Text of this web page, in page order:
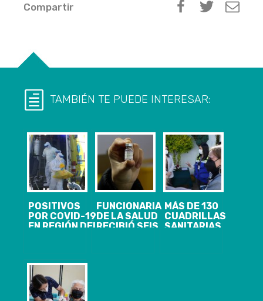
Compartir
TAMBIÉN TE PUEDE INTERESAR:
POSITIVOS
POR COVID-19
EN REGIÓN DEL
PRIMER
FALLECIDO
FUNCIONARIA
DE LA SALUD
RECIBIÓ SEIS
MÁS DE 130
CUADRILLAS
SANITARIAS